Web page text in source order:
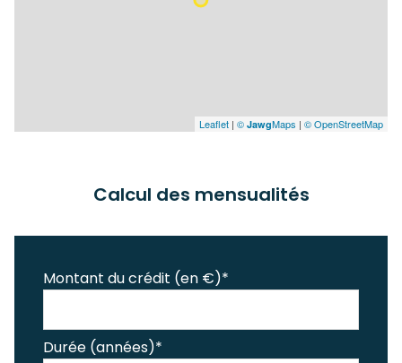
Leaflet | © JawgMaps | © OpenStreetMap
Calcul des mensualités
Montant du crédit (en €)*
Durée (années)*